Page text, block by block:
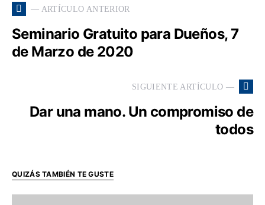
— ARTÍCULO ANTERIOR
Seminario Gratuito para Dueños, 7
de Marzo de 2020
SIGUIENTE ARTÍCULO —
Dar una mano. Un compromiso de
todos
QUIZÁS TAMBIÉN TE GUSTE